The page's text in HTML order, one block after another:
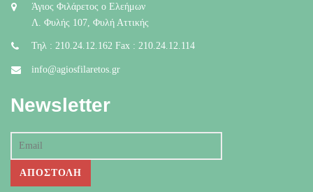
Άγιος Φιλάρετος ο Ελεήμων
Λ. Φυλής 107, Φυλή Αττικής
Τηλ : 210.24.12.162 Fax : 210.24.12.114
info@agiosfilaretos.gr
Newsletter